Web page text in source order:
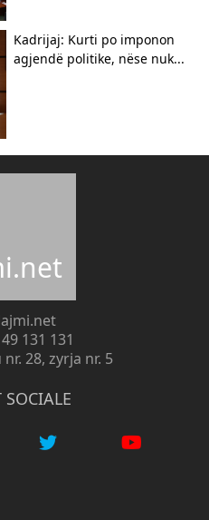
Kadrijaj: Kurti po imponon
agjendë politike, nëse nuk...
131 131
nr. 28, zyrja nr. 5
SOCIALE